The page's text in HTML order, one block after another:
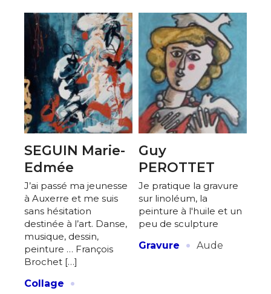
SEGUIN Marie-
Edmée
J’ai passé ma jeunesse
à Auxerre et me suis
sans hésitation
destinée à l’art. Danse,
musique, dessin,
peinture … François
Brochet […]
Collage
·
Guy
PEROTTET
Je pratique la gravure
sur linoléum, la
peinture à l'huile et un
peu de sculpture
Gravure
· Aude